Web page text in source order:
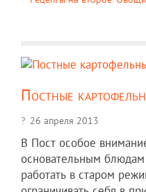
Постные
26 апреля 2013
В Пост особое
основательным
работать в старом